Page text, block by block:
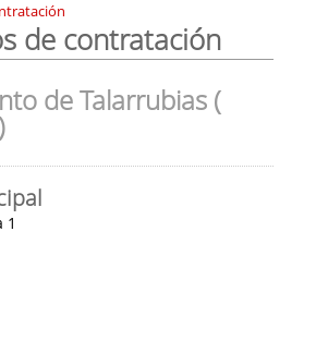
de contratación
de Talarrubias (
1